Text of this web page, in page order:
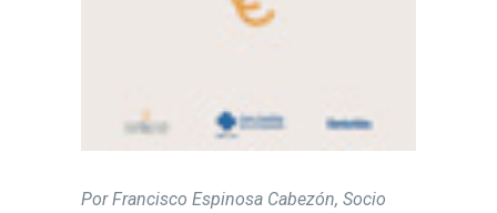
Por Francisco Espinosa Cabezón, Socio